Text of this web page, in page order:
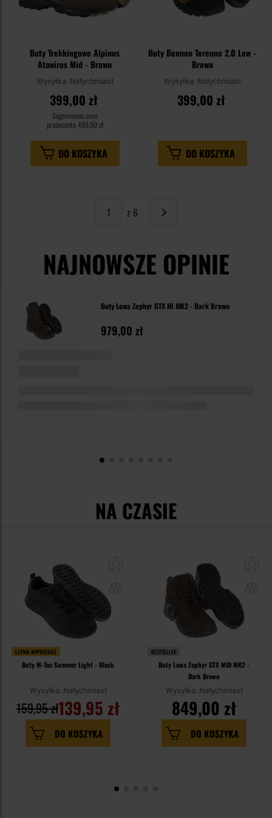
Buty Trekkingowe Alpinus
Atawiros Mid - Brown
Wysyłka: Natychmiast
399,00 zł
Sugerowana cena
producenta 499,00 zł
DO KOSZYKA
Buty Bennon Terenno 2.0 Low -
Brown
Wysyłka: Natychmiast
399,00 zł
DO KOSZYKA
z 6
Strona
Następne
NAJNOWSZE OPINIE
Buty Lowa Zephyr GTX HI MK2 - Dark Brown
979,00 zł
NA CZASIE
LETNIA WYPRZEDAŻ
Buty M-Tac Summer Light - Black
Wysyłka: Natychmiast
139,95 zł
159,95 zł
DO KOSZYKA
BESTSELLER
Buty Lowa Zephyr GTX MID MK2 -
Dark Brown
Wysyłka: Natychmiast
849,00 zł
DO KOSZYKA